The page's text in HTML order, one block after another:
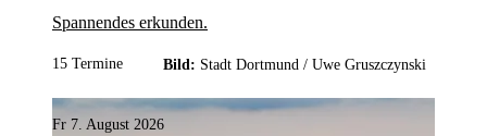
Spannendes erkunden.
Bild: Stadt Dortmund / Uwe Gruszczynski
15 Termine
Fr 7. August 2026